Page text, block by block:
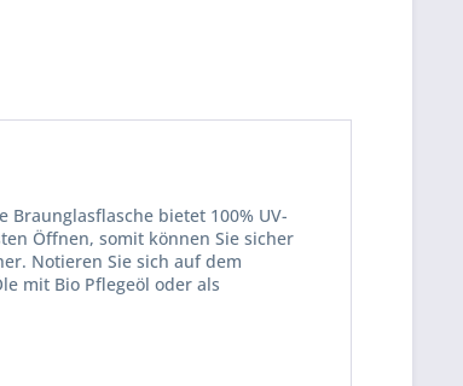
Braunglasflasche bietet 100% UV-
Öffnen, somit können Sie sicher
Notieren Sie sich auf dem
mit Bio Pflegeöl oder als